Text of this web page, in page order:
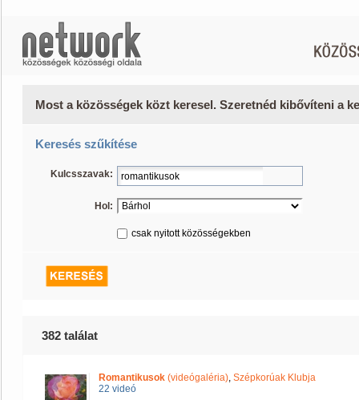
Most a közösségek közt keresel. Szeretnéd kibővíteni a
Keresés szűkítése
Kulcsszavak:
Hol:
csak nyitott közösségekben
382 találat
Romantikusok (videógaléria), Szépkorúak Klubja
22 videó